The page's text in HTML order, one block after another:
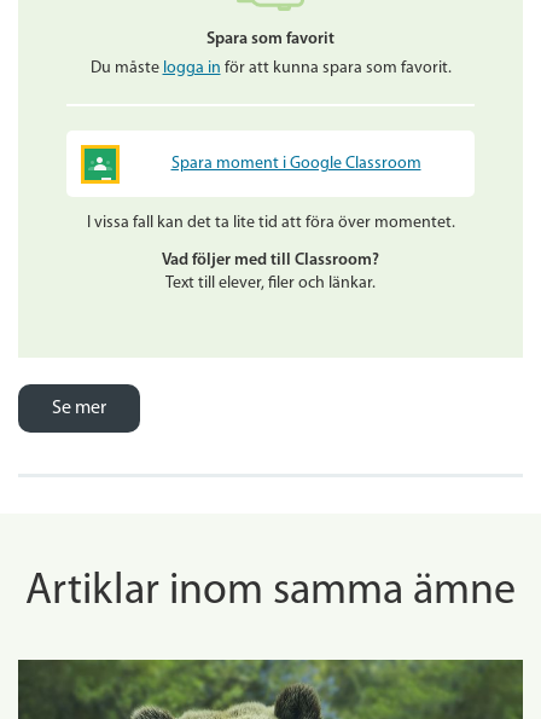
Spara som favorit
Du måste logga in för att kunna spara som favorit.
Spara moment i Google Classroom
I vissa fall kan det ta lite tid att föra över momentet.
Vad följer med till Classroom?
Text till elever, filer och länkar.
Se mer
Artiklar inom samma ämne